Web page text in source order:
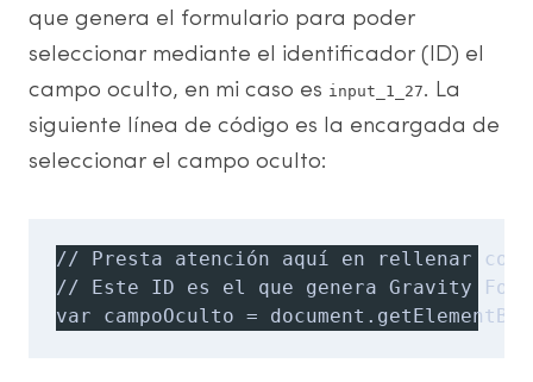
que genera el formulario para poder
seleccionar mediante el identificador (ID) el
campo oculto, en mi caso es input_1_27. La
siguiente línea de código es la encargada de
seleccionar el campo oculto:
// Presta atención aquí en rellenar
// Este ID es el que genera Gravity
var campoOculto =